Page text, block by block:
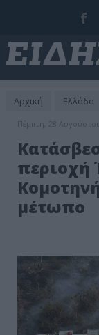
Αρχική Ελλάδα
Πέμπτη, 28
περιοχή
μέτωπο